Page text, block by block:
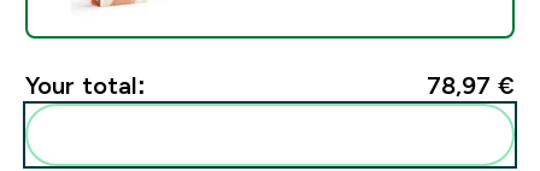
Your total: 78,97 €‎